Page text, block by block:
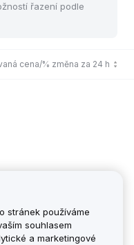
řazení podle
cena/% změna za 24 h
stránek používáme
souhlasem
a marketingové